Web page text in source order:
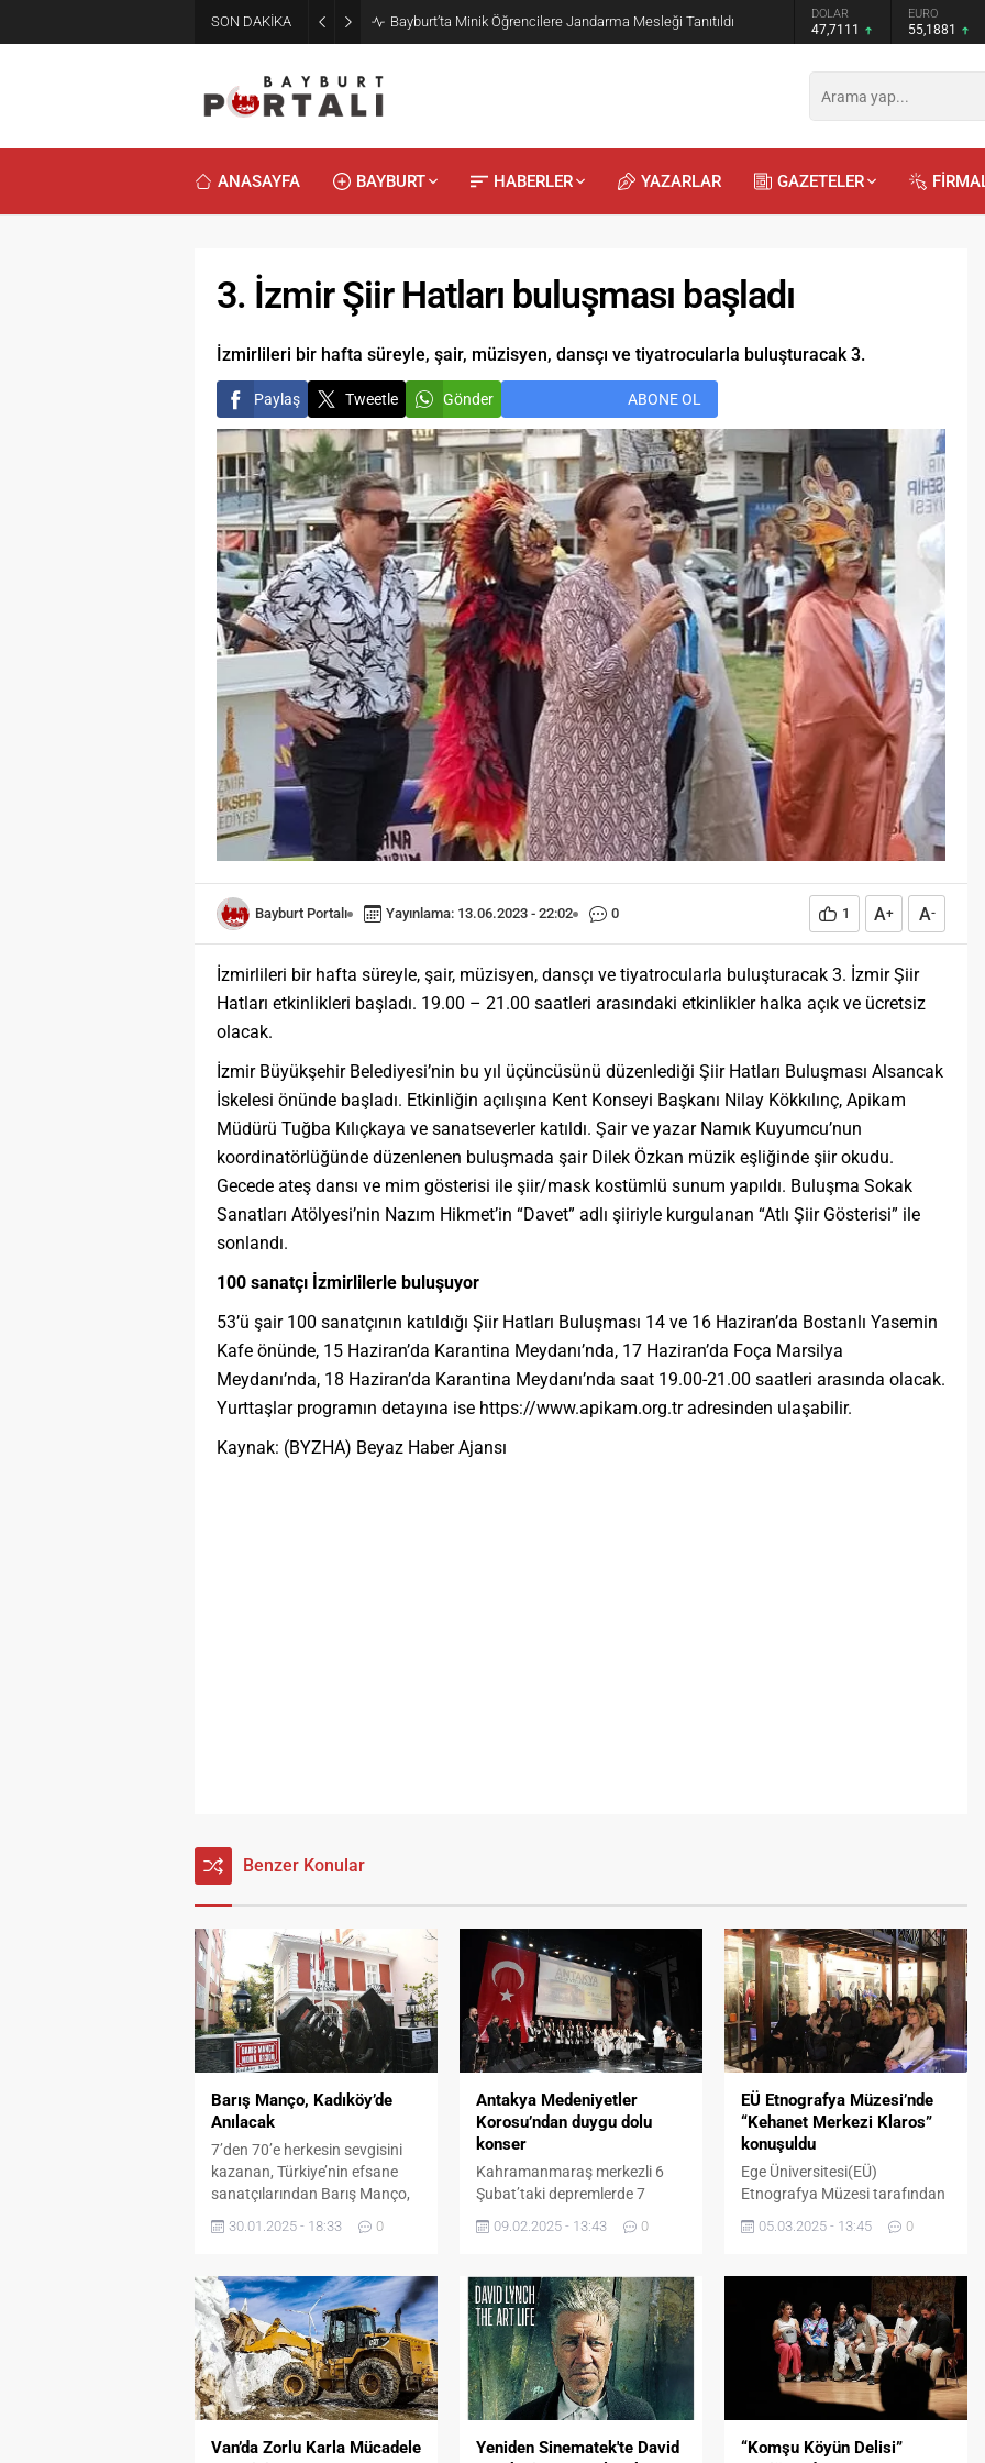
SON DAKİKA Bayburt’ta Minik Öğrencilere Jandarma Mesleği TanıtıldıGRAM ALTIN
6.660,55
DOLAR
47,7111
EURO
55,1881
ANASAYFA BAYBURT HABERLER YAZARLAR GAZETELER
3. İzmir Şiir Hatları buluşması başladı
İzmirlileri bir hafta süreyle, şair, müzisyen, dansçı ve tiyatrocularla buluşturacak 3.
Paylaş Tweetle Gönder ABONE OL
Bayburt Portalı Yayınlama: 13.06.2023 - 22:02 0 1 A+ A-
İzmirlileri bir hafta süreyle, şair, müzisyen, dansçı ve tiyatrocularla buluşturacak 3. İzmir Şiir
Hatları etkinlikleri başladı. 19.00 – 21.00 saatleri arasındaki etkinlikler halka açık ve ücretsiz
olacak.
İzmir Büyükşehir Belediyesi’nin bu yıl üçüncüsünü düzenlediği Şiir Hatları Buluşması Alsancak
İskelesi önünde başladı. Etkinliğin açılışına Kent Konseyi Başkanı Nilay Kökkılınç, Apikam
Müdürü Tuğba Kılıçkaya ve sanatseverler katıldı. Şair ve yazar Namık Kuyumcu’nun
koordinatörlüğünde düzenlenen buluşmada şair Dilek Özkan müzik eşliğinde şiir okudu.
Gecede ateş dansı ve mim gösterisi ile şiir/mask kostümlü sunum yapıldı. Buluşma Sokak
Sanatları Atölyesi’nin Nazım Hikmet’in “Davet” adlı şiiriyle kurgulanan “Atlı Şiir Gösterisi” ile
sonlandı.
100 sanatçı İzmirlilerle buluşuyor
53’ü şair 100 sanatçının katıldığı Şiir Hatları Buluşması 14 ve 16 Haziran’da Bostanlı Yasemin
Kafe önünde, 15 Haziran’da Karantina Meydanı’nda, 17 Haziran’da Foça Marsilya
Meydanı’nda, 18 Haziran’da Karantina Meydanı’nda saat 19.00-21.00 saatleri arasında olacak.
Yurttaşlar programın detayına ise https://www.apikam.org.tr adresinden ulaşabilir.
Kaynak: (BYZHA) Beyaz Haber Ajansı
Benzer Konular
Barış Manço, Kadıköy’de
Anılacak
7’den 70’e herkesin sevgisini
kazanan, Türkiye’nin efsane
sanatçılarından Barış Manço,
dönümünde Kadıköy’de
müziğinin duayen isimlerinden;
şarkıcı, besteci ve söz yazarı
Barış Manço, vefatının 26. yıl
dönümünde Kadıköy
Belediyesi’nin düzenlediği bir
etkinlikle anılacak. “Barış
Manço’yu Sevgiyle Anıyoruz”
Cumartesi akşamı saat...
30.01.2025 - 18:33 0
Antakya Medeniyetler
Korosu’ndan duygu dolu
konser
Kahramanmaraş merkezli 6
Şubat’taki depremlerde 7
Medeniyetler Korosu,
tarafından depremin ikinci yılı
dolayısıyla düzenlenen anma
gecesinde konser verdi.
‘Depreme Ağıt, Geleceğe Umut’
temasıyla gerçekleşen
konserde, depremde hayatını
kaybeden binlerce kişi yad
Kongre ve Kültür Merkezi’nde
09.02.2025 - 13:43 0
EÜ Etnografya Müzesi’nde
“Kehanet Merkezi Klaros”
konuşuldu
Ege Üniversitesi(EÜ)
Etnografya Müzesi tarafından
kapsamında “İonia’da Bir
Önemi ve Güncel Projeler
Söyleşisi” gerçekleştirildi.
Moderatörlüğünü EÜ
Etnografya Müzesi Müdürü
Doç. Dr. Dilek Maktal
Canko’nun yaptığı etkinlikte
konuşmacı olarak Edebiyat
Klasik Arkeoloji Anabilim Dalı
05.03.2025 - 13:45 0
Van’da Zorlu Karla Mücadele
Yeniden Sinematek'te David
“Komşu Köyün Delisi”
Duyularla mı, Duygularla mı
Öğreniriz?
Öğrenme, istisnasız tüm
toplumların gelişiminde ve
değişiminde geniş yer etmiş
hayati öneme sahip bir olgu
olarak tarih boyunca konu olmuş
temel bir insan işlevidir.
Öğrenme eğitim bilimcilerce
kişinin çevresi ile etkileşimi
sonucunda meydana gelen kalıcı
izli bilişsel, duyuşsal ve
davranışsal...